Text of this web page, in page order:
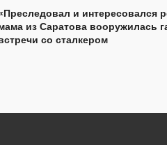
и интересовался
из Саратова вооружилась
со сталкером